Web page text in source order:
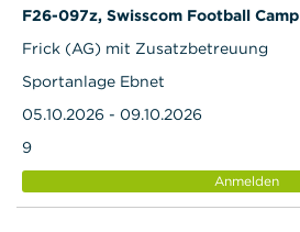
F26-097z, Swisscom Football Camp
Frick (AG) mit Zusatzbetreuung
Sportanlage Ebnet
05.10.2026 - 09.10.2026
9
Anmelden